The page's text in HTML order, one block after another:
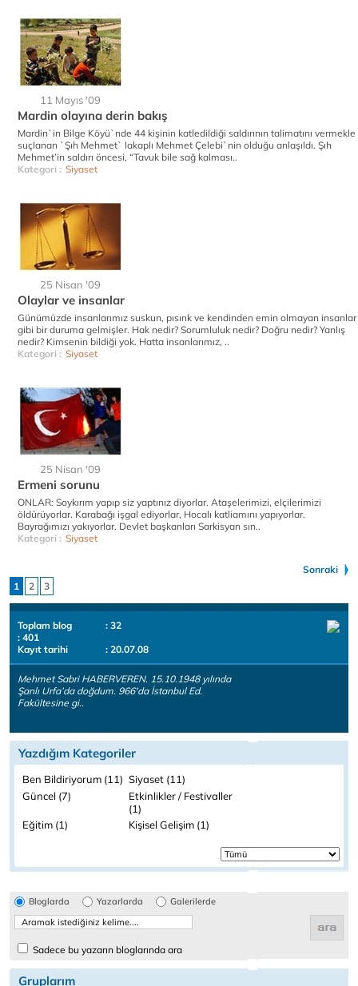
11 Mayıs '09
Mardin olayına derin bakış
Mardin`in Bilge Köyü`nde 44 kişinin katledildiği saldırının talimatını vermekle
suçlanan `Şıh Mehmet` lakaplı Mehmet Çelebi`nin olduğu anlaşıldı. Şıh
Mehmet’in saldırı öncesi, “Tavuk bile sağ kalması..
Kategori : Siyaset
25 Nisan '09
Olaylar ve insanlar
Günümüzde insanlarımız suskun, pısırık ve kendinden emin olmayan insanlar
gibi bir duruma gelmişler. Hak nedir? Sorumluluk nedir? Doğru nedir? Yanlış
nedir? Kimsenin bildiği yok. Hatta insanlarımız, ..
Kategori : Siyaset
25 Nisan '09
Ermeni sorunu
ONLAR: Soykırım yapıp siz yaptınız diyorlar. Ataşelerimizi, elçilerimizi
öldürüyorlar. Karabağı işgal ediyorlar, Hocalı katliamını yapıyorlar.
Bayrağımızı yakıyorlar. Devlet başkanları Sarkisyan sın..
Kategori : Siyaset
Sonraki
1
2 3
Toplam blog
: 32
: 401
Kayıt tarihi
: 20.07.08
Mehmet Sabri HABERVEREN. 15.10.1948 yılında
Şanlı Urfa’da doğdum. 966'da İstanbul Ed.
Fakültesine gi..
Yazdığım Kategoriler
Ben Bildiriyorum (11) Siyaset (11)
Güncel (7)
Etkinlikler / Festivaller
(1)
Eğitim (1) Kişisel Gelişim (1)
Bloglarda Yazarlarda Galerilerde
Sadece bu yazarın bloglarında ara
Gruplarım